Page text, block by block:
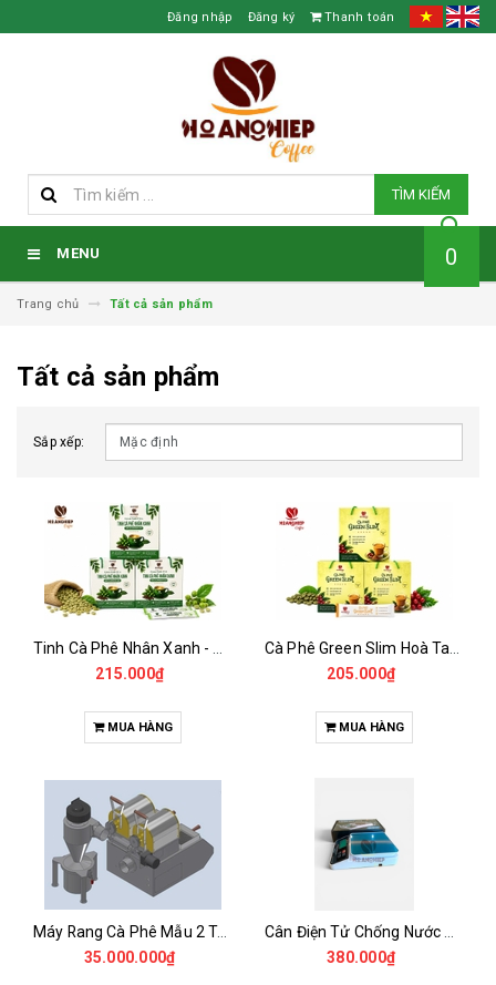
Đăng nhập Đăng ký Thanh toán
TÌM KIẾM
MENU 0
Trang chủ Tất cả sản phẩm
Tất cả sản phẩm
Sắp xếp:
215.000₫
MUA HÀNG
205.000₫
MUA HÀNG
Máy Rang Cà Phê Mẫu 2 Trống Rang (500+500gr)
35.000.000₫
380.000₫